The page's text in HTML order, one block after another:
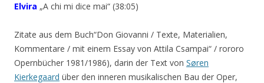
Elvira „A chi mi dice mai“ (38:05)
Zitate aus dem Buch“Don Giovanni / Texte, Materialien,
Kommentare / mit einem Essay von Attila Csampai“ / rororo
Opernbücher 1981/1986), darin der Text von Søren
Kierkegaard über den inneren musikalischen Bau der Oper,